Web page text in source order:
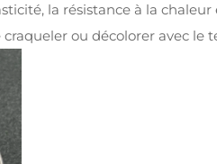
la résistance à la
ou décolorer avec le